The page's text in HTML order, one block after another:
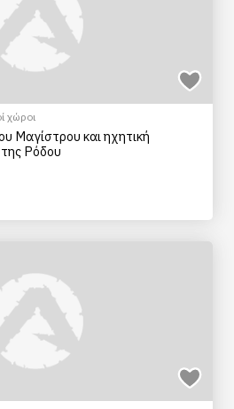
χώροι
Mαγίστρου και ηχητική
Ρόδου